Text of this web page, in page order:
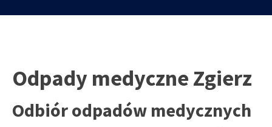
Odpady medyczne Zgierz
Odbiór odpadów medycznych